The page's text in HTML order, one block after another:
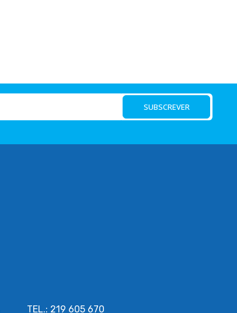
SUBSCREVER
TEL.: 219 605 670